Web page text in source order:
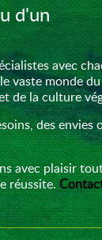
d'un
avec
vaste monde
de la culture
des envies
avec plaisir
réussite.